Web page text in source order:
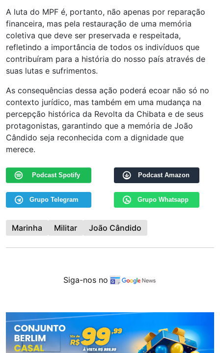
A luta do MPF é, portanto, não apenas por reparação
financeira, mas pela restauração de uma memória
coletiva que deve ser preservada e respeitada,
refletindo a importância de todos os indivíduos que
contribuíram para a história do nosso país através de
suas lutas e sufrimentos.
As consequências dessa ação poderá ecoar não só no
contexto jurídico, mas também em uma mudança na
percepção histórica da Revolta da Chibata e de seus
protagonistas, garantindo que a memória de João
Cândido seja reconhecida com a dignidade que
merece.
Podcast Spotify Podcast Amazon
Grupo Telegram Grupo Whatsapp
Marinha Militar João Cândido
Siga-nos no